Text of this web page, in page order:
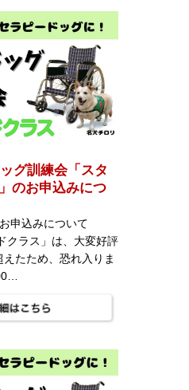
グ訓練会「スタ
のお申込みにつ
申込みについて
クラス」は、大変好評
たため、恐れ入りま